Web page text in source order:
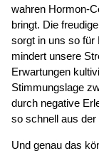
wahren Hormon-
bringt. Die
sorgt in uns so für
mindert unsere
Erwartungen
Stimmungslage
durch negative
so schnell aus
Und genau das